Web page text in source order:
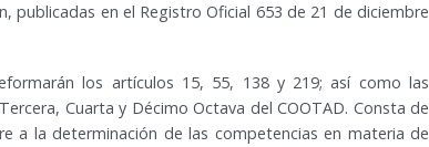
publicadas en el Registro Oficial 653 de 21 de diciembre
los artículos 15, 55, 138 y 219; así como las
Cuarta y Décimo Octava del COOTAD. Consta de
a la determinación de las competencias en materia de